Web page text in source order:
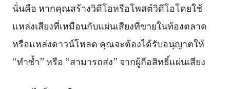
นั่นคือ หากคุณสร้างวิดีโอหรือโพสต์วิดีโอโดยใช้
แหล่งเสียงที่เหมือนกับแผ่นเสียงที่ขายในท้องตลาด
หรือแหล่งดาวน์โหลด คุณจะต้องได้รับอนุญาตให้
“ทำซ้ำ” หรือ “สามารถส่ง” จากผู้ถือสิทธิ์แผ่นเสียง